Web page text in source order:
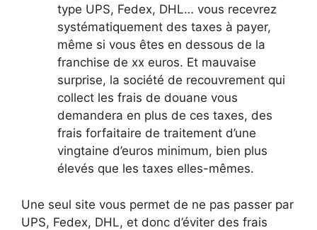
type UPS, Fedex, DHL… vous recevrez
systématiquement des taxes à payer,
même si vous êtes en dessous de la
franchise de xx euros. Et mauvaise
surprise, la société de recouvrement qui
collect les frais de douane vous
demandera en plus de ces taxes, des
frais forfaitaire de traitement d’une
vingtaine d’euros minimum, bien plus
élevés que les taxes elles-mêmes.
Une seul site vous permet de ne pas passer par
UPS, Fedex, DHL, et donc d’éviter des frais